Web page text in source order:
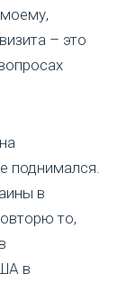
– это
поднимался.
в
то,
в